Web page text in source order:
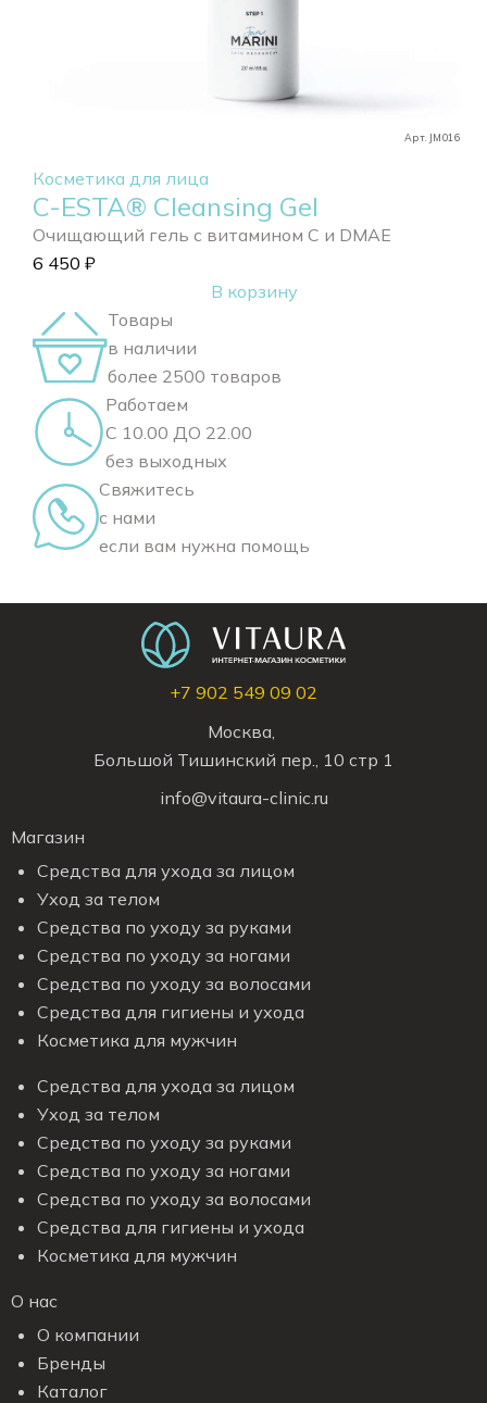
Арт. JM016
Косметика для лица
C-ESTA® Cleansing Gel
Очищающий гель с витамином С и DMAE
6 450 ₽
В корзину
Товары
в наличии
более 2500 товаров
Работаем
С 10.00 ДО 22.00
без выходных
Свяжитесь
с нами
если вам нужна помощь
+7 902 549 09 02
Москва,
Большой Тишинский пер., 10 стр 1
info@vitaura-clinic.ru
Магазин
Средства для ухода за лицом
Уход за телом
Средства по уходу за руками
Средства по уходу за ногами
Средства по уходу за волосами
Средства для гигиены и ухода
Косметика для мужчин
Средства для ухода за лицом
Уход за телом
Средства по уходу за руками
Средства по уходу за ногами
Средства по уходу за волосами
Средства для гигиены и ухода
Косметика для мужчин
О нас
О компании
Бренды
Каталог